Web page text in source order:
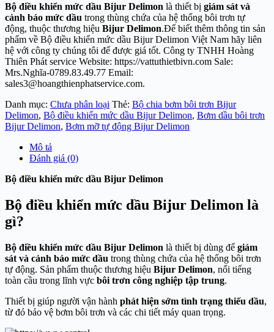
Bộ điều khiển mức dầu Bijur Delimon là thiết bị giám sát và
cảnh báo mức dầu trong thùng chứa của hệ thống bôi trơn tự
động, thuộc thương hiệu Bijur Delimon.Để biết thêm thông tin sản
phẩm về Bộ điều khiển mức dầu Bijur Delimon Việt Nam hãy liên
hệ với công ty chúng tôi để được giá tốt. Công ty TNHH Hoàng
Thiên Phát service Website: https://vattuthietbivn.com Sale:
Mrs.Nghĩa-0789.83.49.77 Email:
sales3@hoangthienphatservice.com.
Danh mục: Chưa phân loại Thẻ: Bộ chia bơm bôi trơn Bijur
Delimon, Bộ điều khiển mức dầu Bijur Delimon, Bơm dầu bôi trơn
Bijur Delimon, Bơm mỡ tự động Bijur Delimon
Mô tả
Đánh giá (0)
Bộ điều khiển mức dầu Bijur Delimon
Bộ điều khiển mức dầu Bijur Delimon là
gì?
Bộ điều khiển mức dầu Bijur Delimon là thiết bị dùng để giám
sát và cảnh báo mức dầu trong thùng chứa của hệ thống bôi trơn
tự động. Sản phẩm thuộc thương hiệu Bijur Delimon, nổi tiếng
toàn cầu trong lĩnh vực bôi trơn công nghiệp tập trung.
Thiết bị giúp người vận hành phát hiện sớm tình trạng thiếu dầu,
từ đó bảo vệ bơm bôi trơn và các chi tiết máy quan trọng.